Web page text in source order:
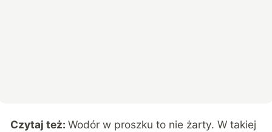
Czytaj też:Wodór w proszku to nie żarty. W takiej